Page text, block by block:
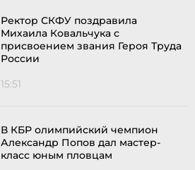
Ректор СКФУ поздравила
Михаила Ковальчука с
присвоением звания Героя Труда
России
15:51
В КБР олимпийский чемпион
Александр Попов дал мастер-
класс юным пловцам